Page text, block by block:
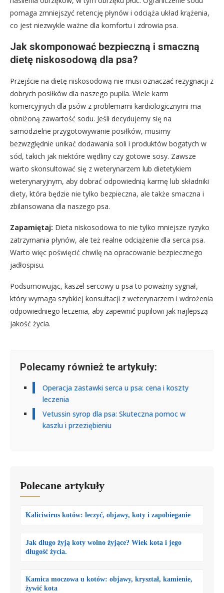
pomaga zmniejszyć retencję płynów i odciąża układ krążenia,
co jest niezwykle ważne dla komfortu i zdrowia psa.
Jak skomponować bezpieczną i smaczną
dietę niskosodową dla psa?
Przejście na dietę niskosodową nie musi oznaczać rezygnacji z
dobrych posiłków dla naszego pupila. Wiele karm
komercyjnych dla psów z problemami kardiologicznymi ma
obniżoną zawartość sodu. Jeśli decydujemy się na
samodzielne przygotowywanie posiłków, musimy
bezwzględnie unikać dodawania soli i produktów bogatych w
sód, takich jak niektóre wędliny czy gotowe sosy. Zawsze
warto skonsultować się z weterynarzem lub dietetykiem
weterynaryjnym, aby dobrać odpowiednią karmę lub składniki
diety, która będzie nie tylko bezpieczna, ale także smaczna i
zbilansowana dla naszego psa.
Zapamiętaj: Dieta niskosodowa to nie tylko mniejsze ryzyko
zatrzymania płynów, ale też realne odciążenie dla serca psa.
Warto więc poświęcić chwilę na opracowanie bezpiecznego
jadłospisu.
Podsumowując, kaszel sercowy u psa to poważny sygnał,
który wymaga szybkiej konsultacji z weterynarzem i wdrożenia
odpowiedniego leczenia, aby zapewnić pupilowi jak najlepszą
jakość życia.
Polecamy również te artykuły:
Operacja zastawki serca u psa: cena i koszty
leczenia
Vetussin syrop dla psa: Skuteczna pomoc w
kaszlu i przeziębieniu
Polecane artykuły
Kaliciwirus kotów: leczyć, objawy, koty i zapobieganie
Jak długo żyją koty wolno żyjące? Wiek kota i jego
długość życia.
Kamica moczowa u kotów: objawy, kryształ, kamienie,
żywić kota